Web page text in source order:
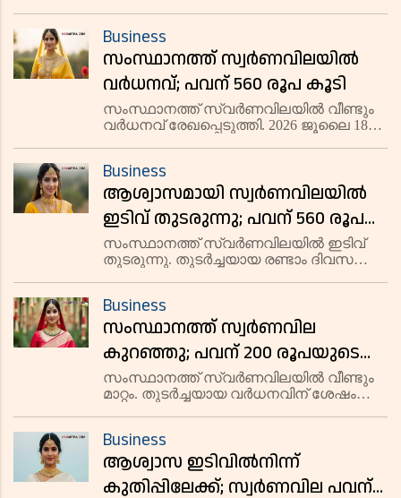
ഗ്രാമിന് 15 രൂപ കൂടി 13,150 രൂപയിലാണ്
വ്യാപാരം നടക്കുന്നത്
Business
സംസ്ഥാനത്ത് സ്വര്‍ണവിലയില്‍
വര്‍ധനവ്; പവന് 560 രൂപ കൂടി
സംസ്ഥാനത്ത് സ്വർണവിലയിൽ വീണ്ടും
വർധനവ് രേഖപ്പെടുത്തി. 2026 ജൂലൈ 18
70 രൂപയാണ് വർധിച്ചത്. നിലവിൽ ഗ്രാമിന്
13,135 രൂപയിലാണ്
Business
ആശ്വാസമായി സ്വര്‍ണവിലയില്‍
ഇടിവ് തുടരുന്നു; പവന് 560 രൂപ
കുറഞ്ഞു
സംസ്ഥാനത്ത് സ്വർണവിലയിൽ ഇടിവ്
തുടരുന്നു. തുടർച്ചയായ രണ്ടാം ദിവസവും
പവന് 560 രൂപ കുറഞ്ഞ് 1,04,520 രൂപയായി.
ഗ്രാമിന് 70 രൂപ കുറഞ്ഞ് 13,065
Business
സംസ്ഥാനത്ത് സ്വർണവില
കുറഞ്ഞു; പവന് 200 രൂപയുടെ
ഇടിവ്
സംസ്ഥാനത്ത് സ്വർണവിലയിൽ വീണ്ടും
മാറ്റം. തുടർച്ചയായ വർധനവിന് ശേഷം
1,05,080 രൂപയായി. ഗ്രാമിന് 25 രൂപ
കുറഞ്ഞ് 13,135 രൂപയിലാണ് വ്യാപാരം
Business
ആശ്വാസ ഇടിവില്‍നിന്ന്
കുതിപ്പിലേക്ക്; സ്വര്‍ണവില പവന്